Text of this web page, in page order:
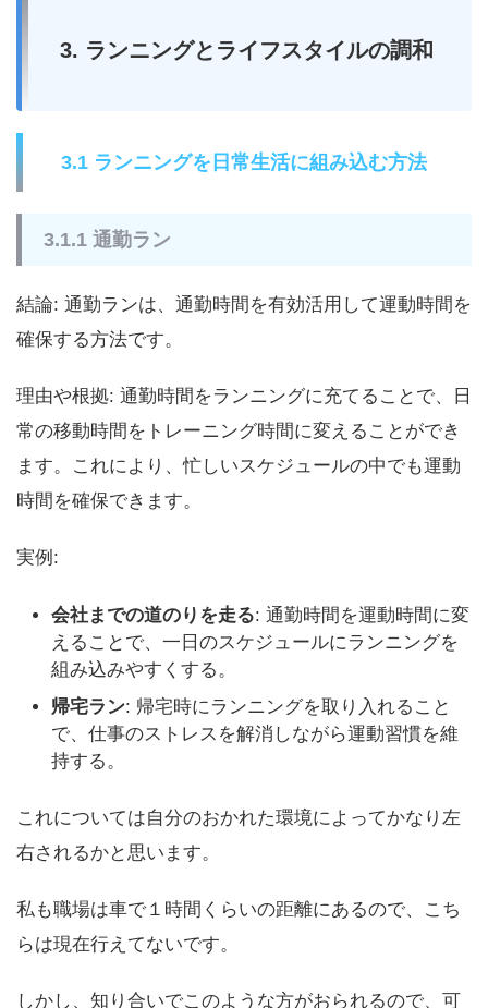
3. ランニングとライフスタイルの調和
3.1 ランニングを日常生活に組み込む方法
3.1.1 通勤ラン
結論: 通勤ランは、通勤時間を有効活用して運動時間を
確保する方法です。
理由や根拠: 通勤時間をランニングに充てることで、日
常の移動時間をトレーニング時間に変えることができ
ます。これにより、忙しいスケジュールの中でも運動
時間を確保できます。
実例:
会社までの道のりを走る: 通勤時間を運動時間に変
えることで、一日のスケジュールにランニングを
組み込みやすくする。
帰宅ラン: 帰宅時にランニングを取り入れること
で、仕事のストレスを解消しながら運動習慣を維
持する。
これについては自分のおかれた環境によってかなり左
右されるかと思います。
私も職場は車で１時間くらいの距離にあるので、こち
らは現在行えてないです。
しかし、知り合いでこのような方がおられるので、可